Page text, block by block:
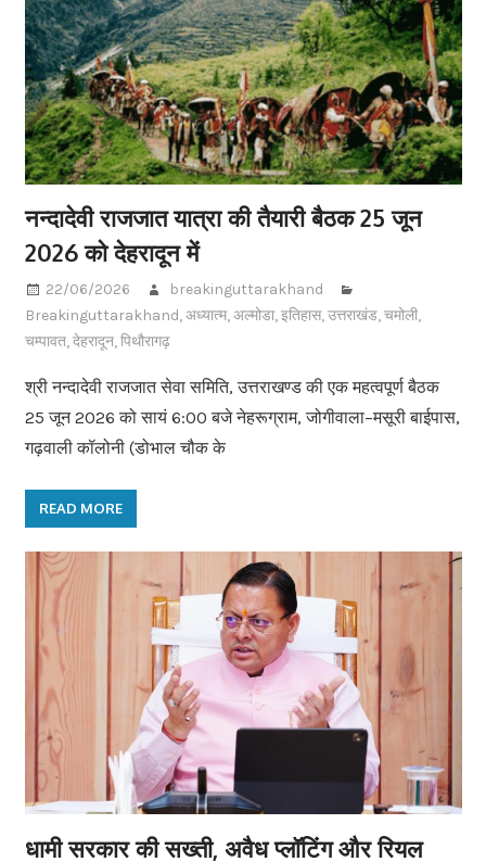
नन्दादेवी राजजात यात्रा की तैयारी बैठक 25 जून
2026 को देहरादून में
22/06/2026
breakinguttarakhand
Breakinguttarakhand,अध्यात्म,अल्मोडा,इतिहास,उत्तराखंड,चमोली,
चम्पावत,देहरादून,पिथौरागढ़
श्री नन्दादेवी राजजात सेवा समिति, उत्तराखण्ड की एक महत्वपूर्ण बैठक
25 जून 2026 को सायं 6:00 बजे नेहरूग्राम, जोगीवाला–मसूरी बाईपास,
गढ़वाली कॉलोनी (डोभाल चौक के
READ MORE
धामी सरकार की सख्ती, अवैध प्लॉटिंग और रियल